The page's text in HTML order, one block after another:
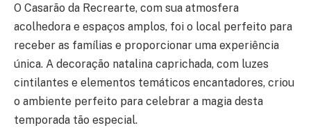
O Casarão da Recrearte, com sua atmosfera
acolhedora e espaços amplos, foi o local perfeito para
receber as famílias e proporcionar uma experiência
única. A decoração natalina caprichada, com luzes
cintilantes e elementos temáticos encantadores, criou
o ambiente perfeito para celebrar a magia desta
temporada tão especial.